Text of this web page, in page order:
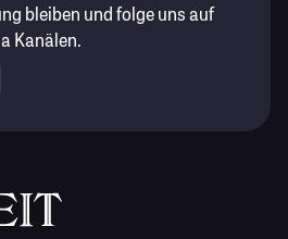
bleiben und folge uns auf
Kanälen.